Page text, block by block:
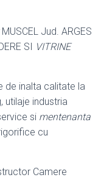
MUSCEL Jud. ARGES
SI VITRINE
de inalta calitate la
utilaje industria
si mentenanta
cu
Camere